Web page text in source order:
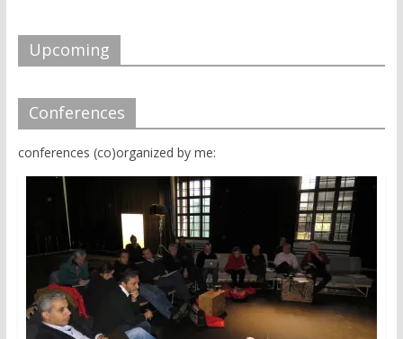
Upcoming
Conferences
conferences (co)organized by me: